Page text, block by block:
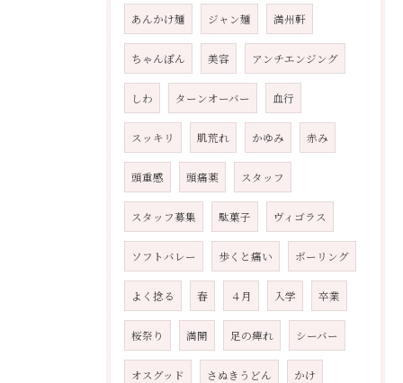
あんかけ麺 ジャン麺 満州軒
ちゃんぽん 美容 アンチエンジング
しわ ターンオーバー 血行
スッキリ 肌荒れ かゆみ 赤み
頭重感 頭痛薬 スタッフ
スタッフ募集 駄菓子 ヴィゴラス
ソフトバレー 歩くと痛い ボーリング
よく捻る 春 ４月 入学 卒業
桜祭り 満開 足の痺れ シーバー
オスグッド さぬきうどん かけ